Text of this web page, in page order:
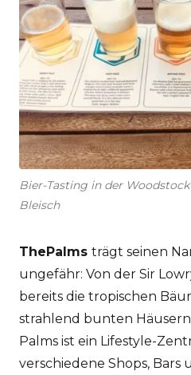
Bier-Tasting in der
Bleisch
ThePalms trägt seinen
ungefähr: Von der Sir
bereits die tropischen
strahlend bunten
Palms ist ein Lifestyle-
verschiedene Shops, Bars